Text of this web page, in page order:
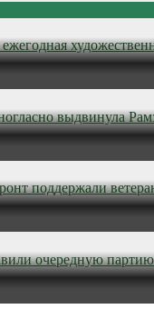
выдвинула
поддержали
очередную